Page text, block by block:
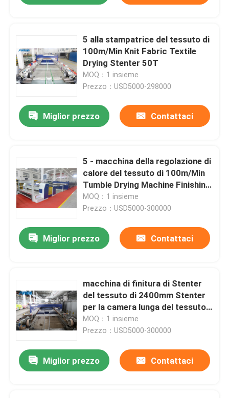
5 alla stampatrice del tessuto di
100m/Min Knit Fabric Textile
Drying Stenter 50T
MOQ：1 insieme
Prezzo：USD5000-298000
Miglior prezzo Contattaci
5 - macchina della regolazione di
calore del tessuto di 100m/Min
Tumble Drying Machine Finishing
Stenter
MOQ：1 insieme
Prezzo：USD5000-300000
Miglior prezzo Contattaci
macchina di finitura di Stenter
del tessuto di 2400mm Stenter
per la camera lunga del tessuto a
riccio 9
MOQ：1 insieme
Prezzo：USD5000-300000
Miglior prezzo Contattaci